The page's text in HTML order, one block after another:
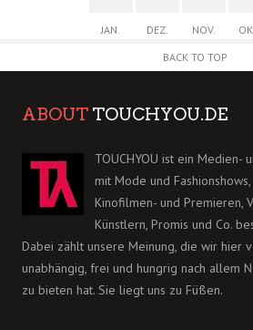
JAN. DEZ. NOV.
BACK TO TOP
ABOUT TOUCHYOU.DE
TOUCHYOU ist ein Medien-
mit Mode und
Kinofilmen- und Premieren,
Künstlern, Promis und Co.
Dabei zählt unsere Meinung, die wir hier
unabhängig, frei und hungrig nach allem
zu bieten hat. Sie liegt uns zu Füßen.